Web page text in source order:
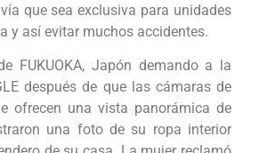
que sea exclusiva para unidades
y así evitar muchos accidentes.
FUKUOKA, Japón demando a la
después de que las cámaras de
ofrecen una vista panorámica de
una foto de su ropa interior